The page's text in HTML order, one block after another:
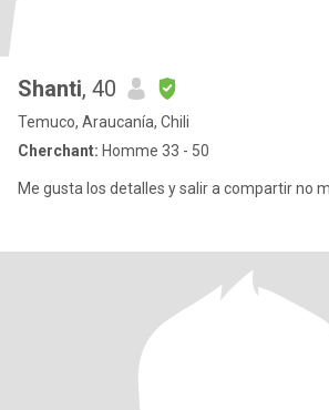
Shanti, 40
Temuco, Araucanía, Chili
Cherchant: Homme 33 - 50
Me gusta los detalles y salir a compartir no